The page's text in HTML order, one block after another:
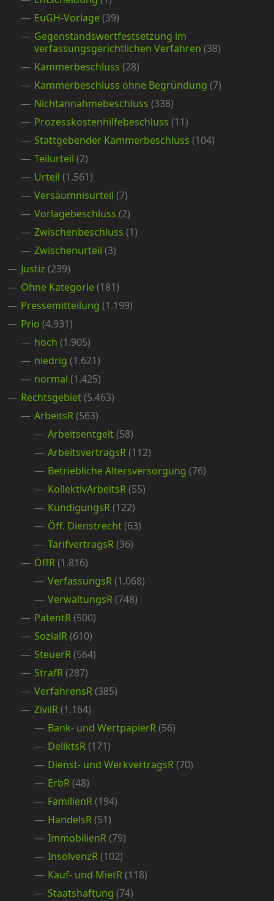
EuGH-Vorlage(39)
Gegenstandswertfestsetzung im
verfassungsgerichtlichen Verfahren (38)
Kammerbeschluss (28)
Kammerbeschluss ohne Begründung (7)
Nichtannahmebeschluss (338)
Prozesskostenhilfebeschluss (11)
Stattgebender Kammerbeschluss (104)
Teilurteil (2)
Urteil (1.561)
Versäumnisurteil (7)
Vorlagebeschluss (2)
Zwischenbeschluss (1)
Zwischenurteil (3)
Justiz (239)
Ohne Kategorie(181)
Pressemitteilung (1.199)
Prio (4.931)
hoch (1.905)
niedrig (1.621)
normal (1.425)
Rechtsgebiet(5.463)
ArbeitsR(563)
Arbeitsentgelt(58)
ArbeitsvertragsR(112)
Betriebliche Altersversorgung (76)
KollektivArbeitsR(55)
KündigungsR(122)
Öff. Dienstrecht(63)
TarifvertragsR(36)
ÖffR(1.816)
VerfassungsR(1.068)
VerwaltungsR(748)
PatentR(500)
SozialR(610)
SteuerR(564)
StrafR(287)
VerfahrensR(385)
ZivilR(1.164)
Bank- und WertpapierR(56)
DeliktsR(171)
Dienst- und WerkvertragsR(70)
ErbR(48)
FamilienR(194)
HandelsR(51)
ImmobilienR(79)
InsolvenzR(102)
Kauf- und MietR(118)
Staatshaftung (74)